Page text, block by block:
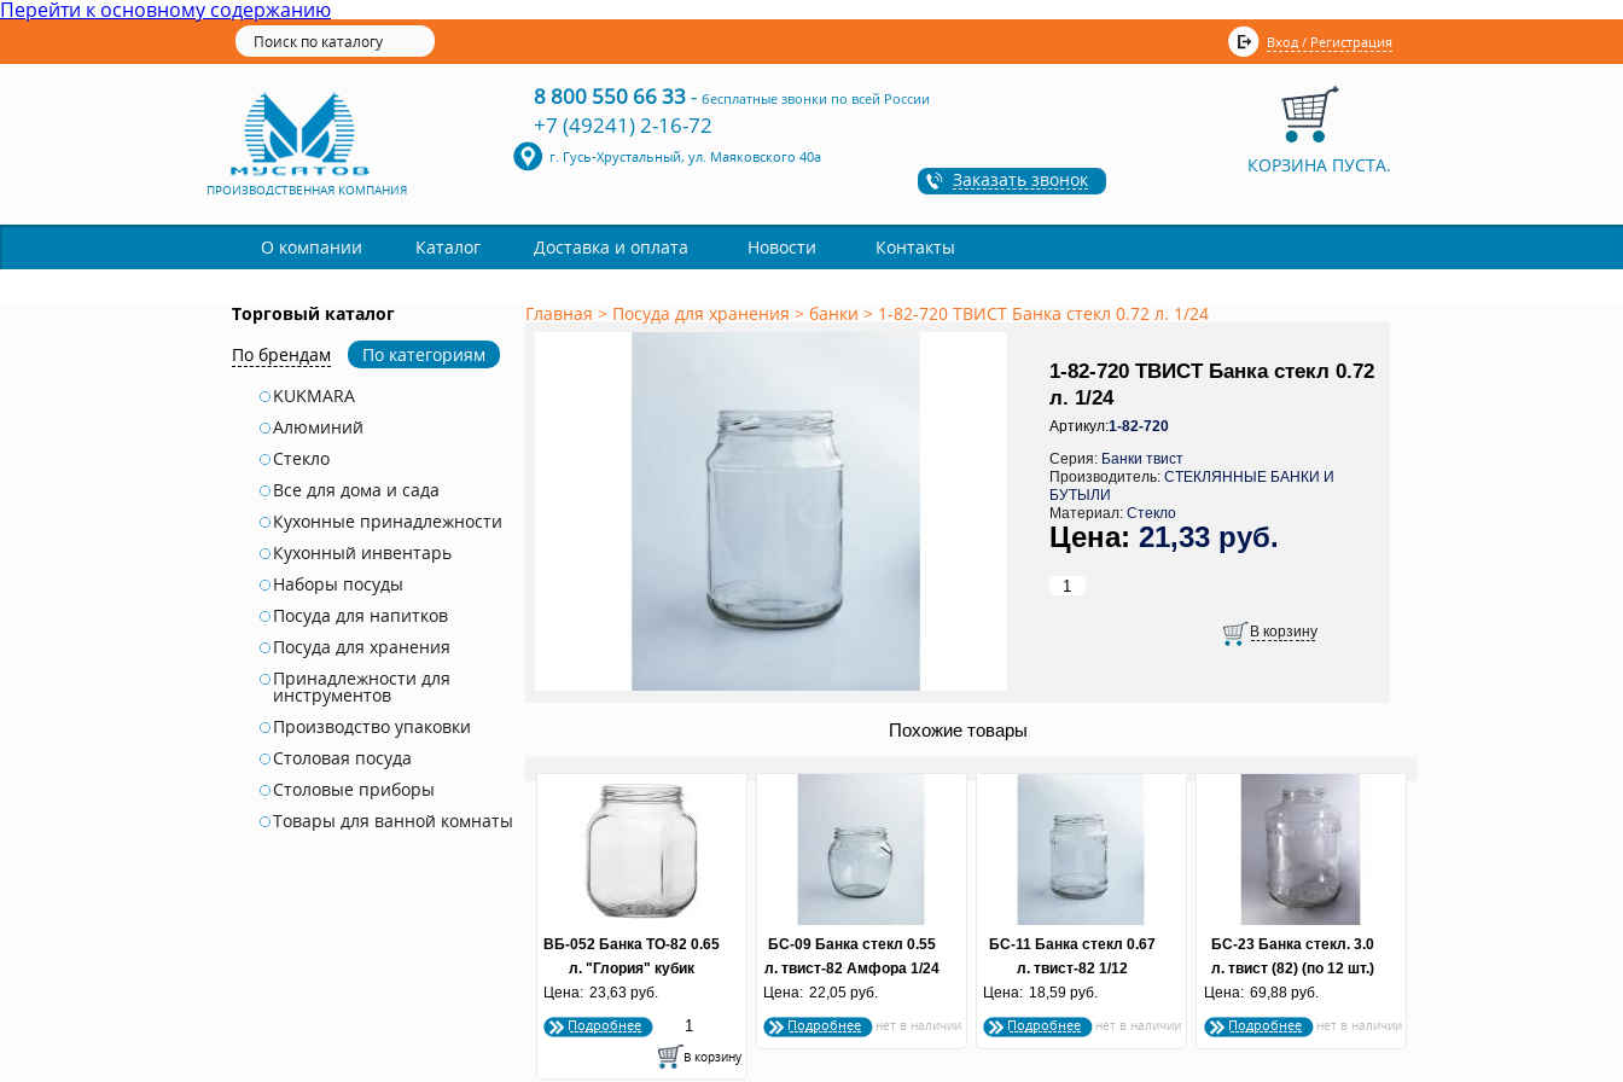
Перейти к основному содержанию
Вход / Регистрация
ПРОИЗВОДСТВЕННАЯ КОМПАНИЯ
8 800 550 66 33- бесплатные звонки по всей России
+7 (49241) 2-16-72
г. Гусь-Хрустальный, ул. Маяковского 40а
Заказать звонок
КОРЗИНА ПУСТА.
О компании Каталог Доставка и оплата Новости Контакты
Торговый каталог
По брендам
По категориям
KUKMARA
Алюминий
Стекло
Все для дома и сада
Кухонные принадлежности
Кухонный инвентарь
Наборы посуды
Посуда для напитков
Посуда для хранения
Принадлежности для
инструментов
Производство упаковки
Столовая посуда
Столовые приборы
Товары для ванной комнаты
Главная > Посуда для хранения > банки > 1-82-720 ТВИСТ Банка стекл 0.72 л. 1/24
1-82-720 ТВИСТ Банка стекл 0.72
л. 1/24
Артикул:1-82-720
Серия: Банки твист
Производитель: СТЕКЛЯННЫЕ БАНКИ И
БУТЫЛИ
Материал: Стекло
21,33 руб.
Похожие товары
ВБ-052 Банка ТО-82 0.65
л. "Глория" кубик
Цена: 23,63 руб.
Подробнее
БС-09 Банка стекл 0.55
л. твист-82 Амфора 1/24
Цена: 22,05 руб.
Подробнее
БС-11 Банка стекл 0.67
л. твист-82 1/12
Цена: 18,59 руб.
Подробнее
БС-23 Банка стекл. 3.0
л. твист (82) (по 12 шт.)
Цена: 69,88 руб.
Подробнее